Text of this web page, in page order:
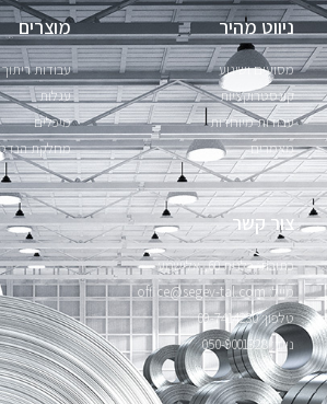
ניווט מהיר
מסועים ושינוע
קונסטרוקציות
עבודות מיוחדות
מאמרים
מוצרים
עבודות ריתוך
עגלות
מיכלים
מחלקת הנדסה
צור קשר
כתובת: כלנית 60, אלישמע
מייל: office@segev-tal.com
טלפון: 09-7414230
נייד: 050-9001328